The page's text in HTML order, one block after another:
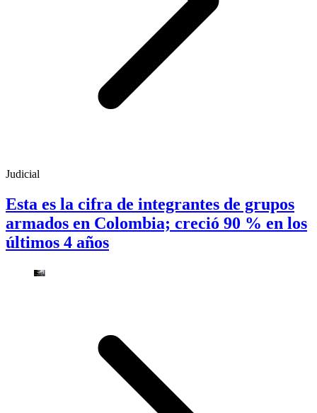
Judicial
Esta es la cifra de integrantes de grupos
armados en Colombia; creció 90 % en los
últimos 4 años